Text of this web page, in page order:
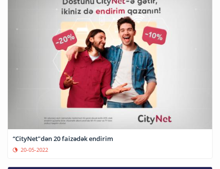
“CityNet"dən 20 faizədək endirim
20-05-2022